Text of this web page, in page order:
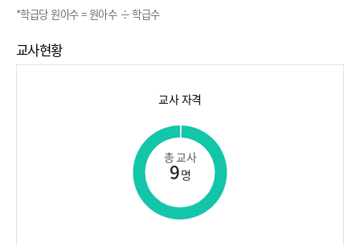
*학급당 원아수 = 원아수 ÷ 학급수
교사현황
교사 자격
총 교사
9명